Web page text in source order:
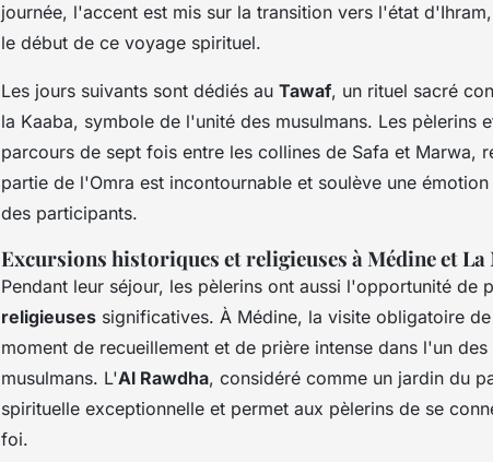
journée, l'accent est mis sur la transition vers l'état
le début de ce voyage spirituel.
Les jours suivants sont dédiés au Tawaf, un rituel sacré
la Kaaba, symbole de l'unité des musulmans. Les pèlerins
parcours de sept fois entre les collines de Safa et Marwa,
partie de l'Omra est incontournable et soulève une
des participants.
Excursions historiques et religieuses à Médine et La
Pendant leur séjour, les pèlerins ont aussi l'opportunité de
religieuses significatives. À Médine, la visite obligatoire
moment de recueillement et de prière intense dans l'un
musulmans. L'Al Rawdha, considéré comme un jardin du
spirituelle exceptionnelle et permet aux pèlerins de se
foi.